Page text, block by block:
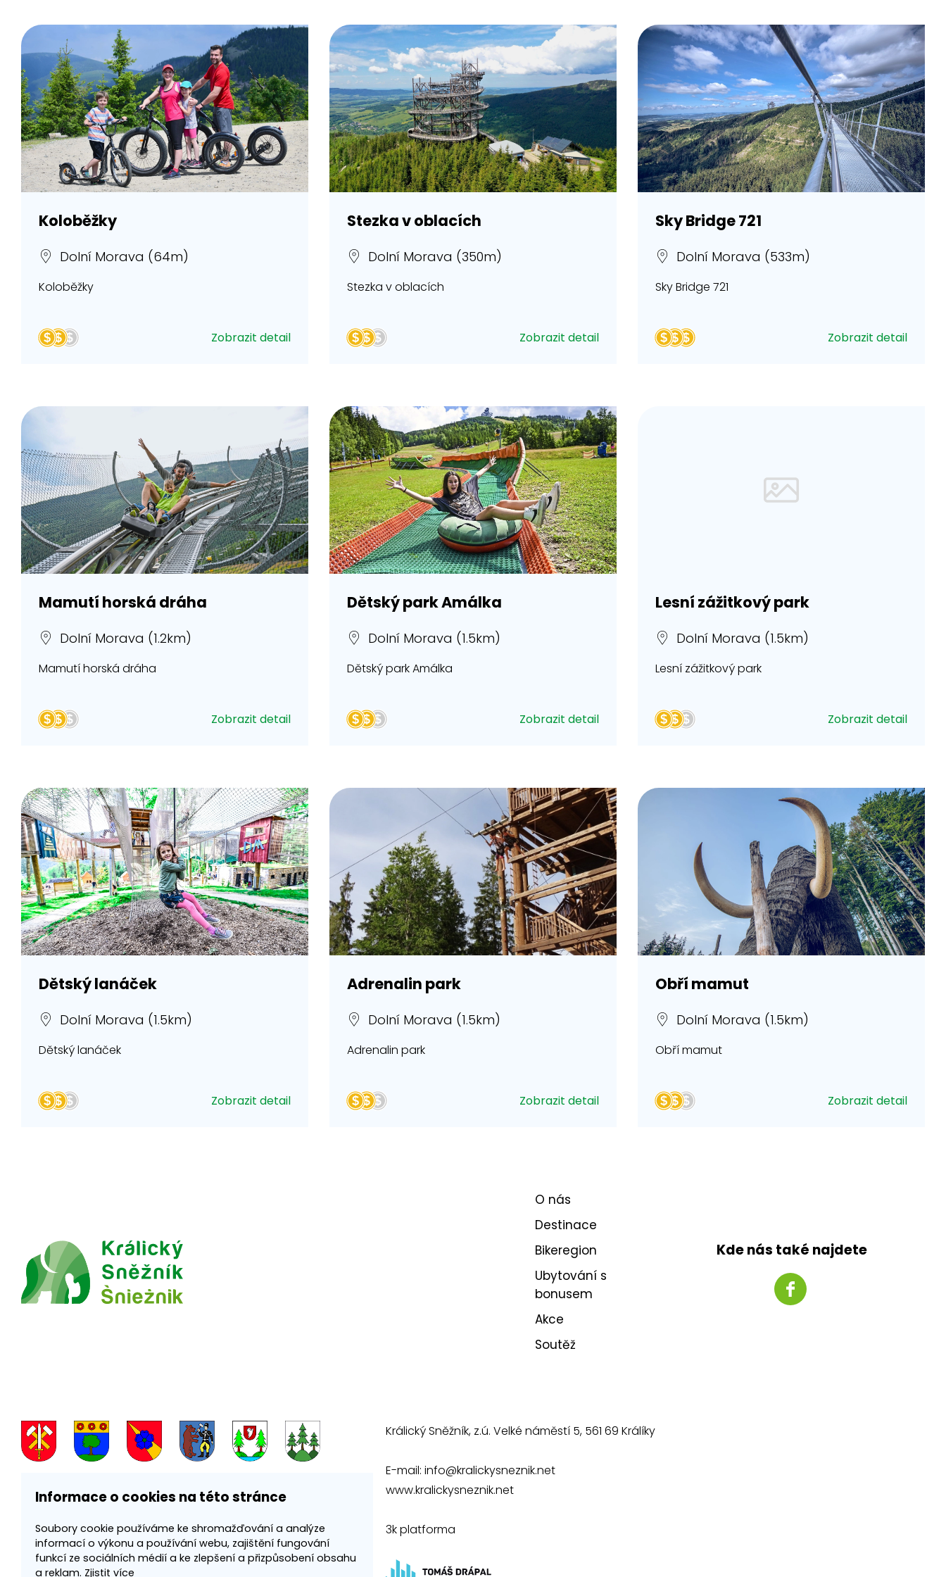
Informace o cookies na této stránce
Soubory cookie používáme ke shromažďování a analýze
informací o výkonu a používání webu, zajištění fungování
funkcí ze sociálních médií a ke zlepšení a přizpůsobení obsahu
a reklam. Zjistit více
Koloběžky
Dolní Morava (64m)
Koloběžky
Zobrazit detail
Stezka v oblacích
Dolní Morava (350m)
Stezka v oblacích
Zobrazit detail
Sky Bridge 721
Dolní Morava (533m)
Sky Bridge 721
Zobrazit detail
Mamutí horská dráha
Dolní Morava (1.2km)
Mamutí horská dráha
Zobrazit detail
Dětský park Amálka
Dolní Morava (1.5km)
Dětský park Amálka
Zobrazit detail
Lesní zážitkový park
Dolní Morava (1.5km)
Lesní zážitkový park
Zobrazit detail
Dětský lanáček
Dolní Morava (1.5km)
Dětský lanáček
Zobrazit detail
Adrenalin park
Dolní Morava (1.5km)
Adrenalin park
Zobrazit detail
Obří mamut
Dolní Morava (1.5km)
Obří mamut
Zobrazit detail
O nás
Destinace
Bikeregion
Ubytování s
bonusem
Akce
Soutěž
Kde nás také najdete
Králický Sněžník, z.ú. Velké náměstí 5, 561 69 Králíky
E-mail:info@kralickysneznik.net
www.kralickysneznik.net
3k platforma